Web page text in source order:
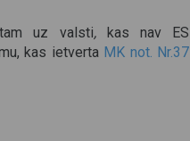
uz valsti, kas nav ES
kas ietverta MK not. Nr.37